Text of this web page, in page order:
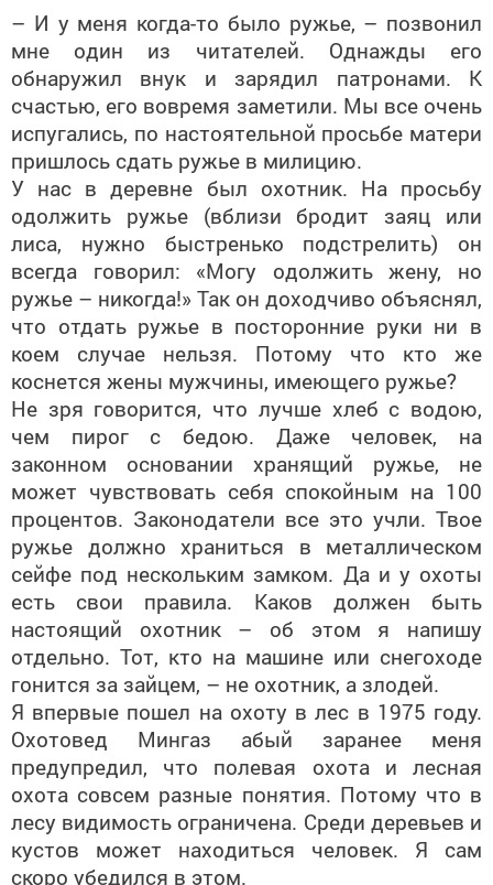
– И у меня когда-то было ружье, – позвонил
мне один из читателей. Однажды его
обнаружил внук и зарядил патронами. К
счастью, его вовремя заметили. Мы все очень
испугались, по настоятельной просьбе матери
пришлось сдать ружье в милицию.
У нас в деревне был охотник. На просьбу
одолжить ружье (вблизи бродит заяц или
лиса, нужно быстренько подстрелить) он
всегда говорил: «Могу одолжить жену, но
ружье – никогда!» Так он доходчиво объяснял,
что отдать ружье в посторонние руки ни в
коем случае нельзя. Потому что кто же
коснется жены мужчины, имеющего ружье?
Не зря говорится, что лучше хлеб с водою,
чем пирог с бедою. Даже человек, на
законном основании хранящий ружье, не
может чувствовать себя спокойным на 100
процентов. Законодатели все это учли. Твое
ружье должно храниться в металлическом
сейфе под нескольким замком. Да и у охоты
есть свои правила. Каков должен быть
настоящий охотник – об этом я напишу
отдельно. Тот, кто на машине или снегоходе
гонится за зайцем, – не охотник, а злодей.
Я впервые пошел на охоту в лес в 1975 году.
Охотовед Мингаз абый заранее меня
предупредил, что полевая охота и лесная
охота совсем разные понятия. Потому что в
лесу видимость ограничена. Среди деревьев и
кустов может находиться человек. Я сам
скоро убедился в этом.